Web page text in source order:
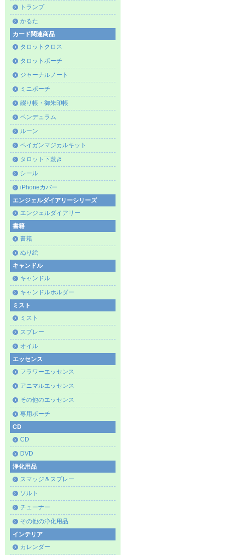
トランプ
かるた
カード関連商品
タロットクロス
タロットポーチ
ジャーナルノート
ミニポーチ
綴り帳・御朱印帳
ペンデュラム
ルーン
ペイガンマジカルキット
タロット下敷き
シール
iPhoneカバー
エンジェルダイアリーシリーズ
エンジェルダイアリー
書籍
書籍
ぬり絵
キャンドル
キャンドル
キャンドルホルダー
ミスト
ミスト
スプレー
オイル
エッセンス
フラワーエッセンス
アニマルエッセンス
その他のエッセンス
専用ポーチ
CD
CD
DVD
浄化用品
スマッジ＆スプレー
ソルト
チューナー
その他の浄化用品
インテリア
カレンダー